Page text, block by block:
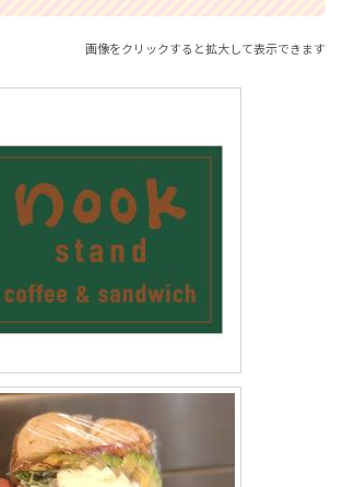
画像をクリックすると拡大して表示できます